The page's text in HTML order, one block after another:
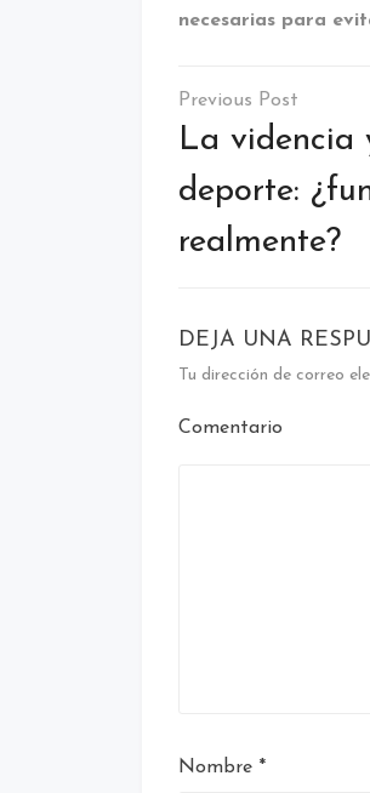
necesarias para
Navegación
de
entradas
La videncia
deporte:
realmente?
DEJA UNA
Tu dirección de correo
Comentario
Nombre *